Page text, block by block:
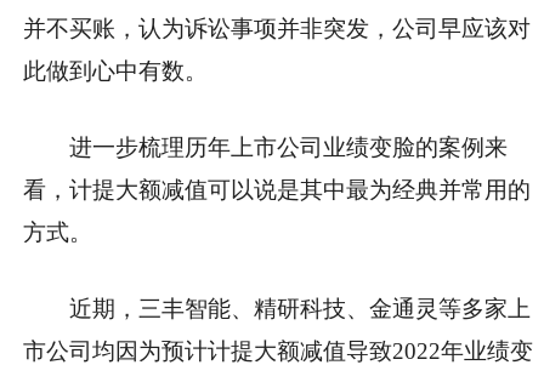
并不买账，认为诉讼事项并非突发，公司早应该对
此做到心中有数。
进一步梳理历年上市公司业绩变脸的案例来
看，计提大额减值可以说是其中最为经典并常用的
方式。
近期，三丰智能、精研科技、金通灵等多家上
市公司均因为预计计提大额减值导致2022年业绩变